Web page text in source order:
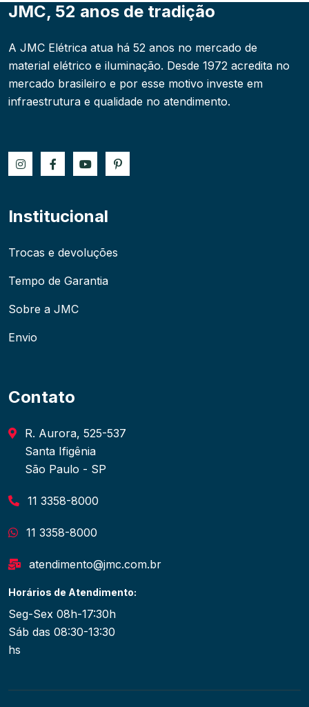
JMC, 52 anos de tradição
A JMC Elétrica atua há 52 anos no mercado de
material elétrico e iluminação. Desde 1972 acredita no
mercado brasileiro e por esse motivo investe em
infraestrutura e qualidade no atendimento.
Institucional
Trocas e devoluções
Tempo de Garantia
Sobre a JMC
Envio
Contato
R. Aurora, 525-537
Santa Ifigênia
São Paulo - SP
11 3358-8000
11 3358-8000
atendimento@jmc.com.br
Horários de Atendimento:
Seg-Sex 08h-17:30h
Sáb das 08:30-13:30
hs